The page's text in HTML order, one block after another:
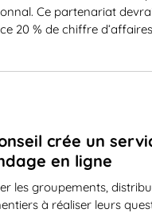
Ce partenariat
20 % de chiffre
crée un
en ligne
les groupements,
à réaliser leurs